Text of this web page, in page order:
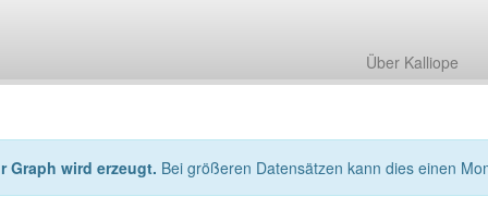
Über Kalliope
Graph wird erzeugt. Bei größeren Datensätzen kann dies einen